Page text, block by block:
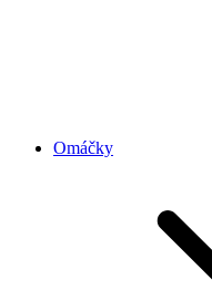
Omáčky